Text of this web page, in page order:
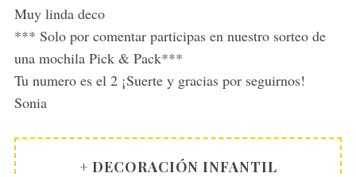
s
:
Muy linda deco
*** Solo por comentar participas en nuestro sorteo de
una mochila Pick & Pack***
Tu numero es el 2 ¡Suerte y gracias por seguirnos!
Sonia
+ DECORACIÓN INFANTIL